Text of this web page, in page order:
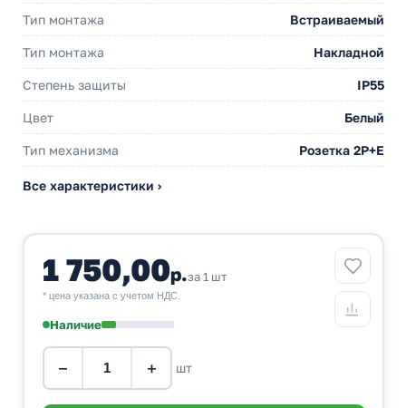
Тип монтажа Встраиваемый
Тип монтажа Накладной
Степень защиты IP55
Цвет Белый
Тип механизма Розетка 2Р+Е
Все характеристики ›
1 750,00р.за 1 шт
* цена указана с учетом НДС.
Наличие
− + шт